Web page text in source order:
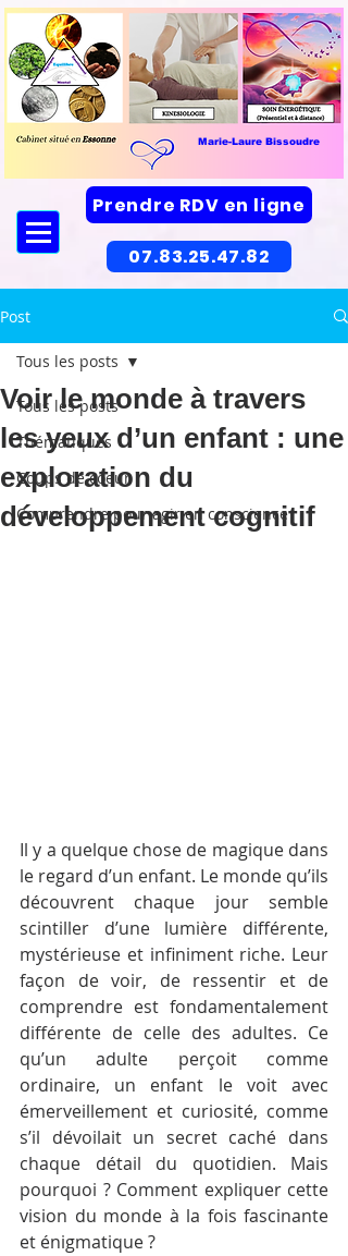
Marie-Laure Bissoudre
Prendre RDV en ligne
07.83.25.47.82
Post
Tous les posts
Thématiques
Coups de coeur
Comprendre pour agir en conscience
Tous les posts
Voir le monde à travers
les yeux d’un enfant : une
exploration du
développement cognitif
Il y a quelque chose de magique dans
le regard d’un enfant. Le monde qu’ils
découvrent chaque jour semble
scintiller d’une lumière différente,
mystérieuse et infiniment riche. Leur
façon de voir, de ressentir et de
comprendre est fondamentalement
différente de celle des adultes. Ce
qu’un adulte perçoit comme
ordinaire, un enfant le voit avec
émerveillement et curiosité, comme
s’il dévoilait un secret caché dans
chaque détail du quotidien. Mais
pourquoi ? Comment expliquer cette
vision du monde à la fois fascinante
et énigmatique ?